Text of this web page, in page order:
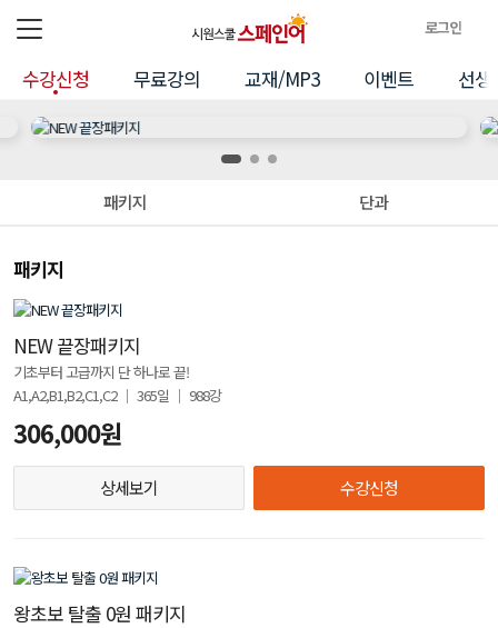
로그인
수강신청 무료강의 교재/MP3 이벤트 선생
패키지 단과
패키지
NEW 끝장패키지
기초부터 고급까지 단 하나로 끝!
A1,A2,B1,B2,C1,C2 │ 365일 │ 988강
306,000원
상세보기 수강신청
왕초보 탈출 0원 패키지